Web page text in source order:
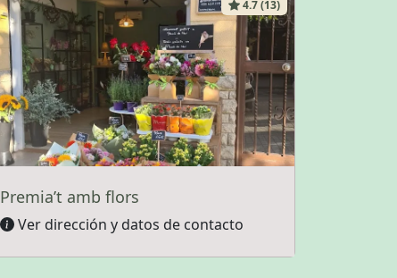
4.7 (13)
Premia’t amb flors
Ver dirección y datos de contacto